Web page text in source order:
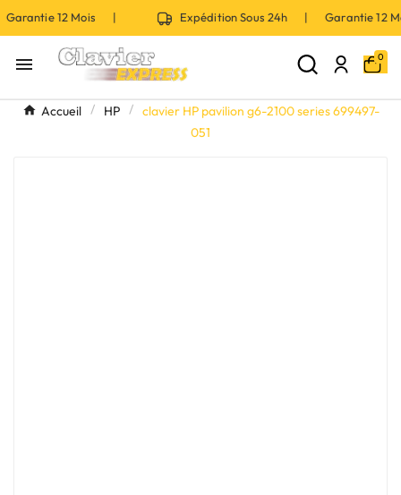
12 Mois | Expédition Sous 24h | Garantie 12
 0
Accueil HP
clavier HP pavilion g6-2100 series 699497-
051